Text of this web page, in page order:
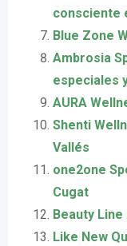
consciente
Blue Zone
Ambrosia
especiales
AURA
Shenti
Vallés
one2one
Cugat
Beauty
Like New